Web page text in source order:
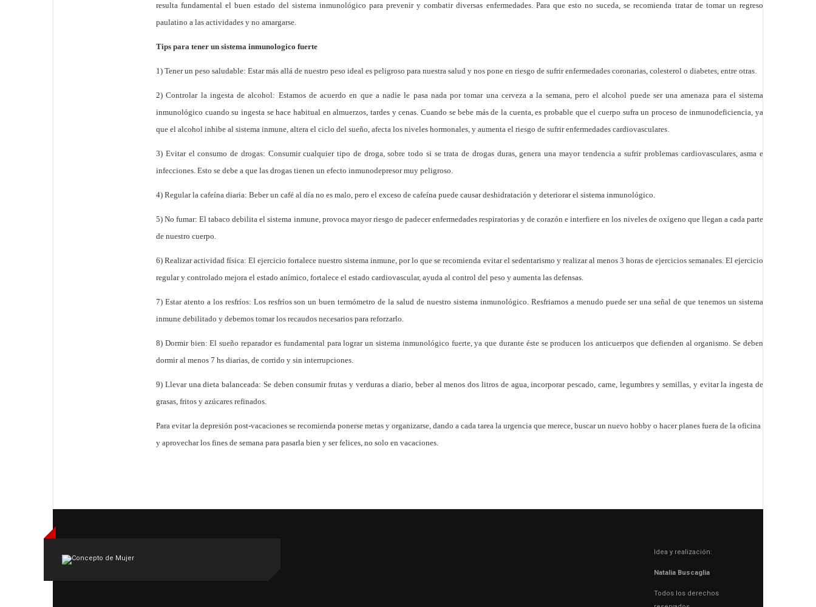
resulta fundamental el buen estado del sistema inmunológico para prevenir y combatir diversas enfermedades. Para que esto no suceda, se recomienda tratar de tomar un regreso
paulatino a las actividades y no amargarse.
Tips para tener un sistema inmunologico fuerte
1) Tener un peso saludable: Estar más allá de nuestro peso ideal es peligroso para nuestra salud y nos pone en riesgo de sufrir enfermedades coronarias, colesterol o diabetes, entre otras.
2) Controlar la ingesta de alcohol: Estamos de acuerdo en que a nadie le pasa nada por tomar una cerveza a la semana, pero el alcohol puede ser una amenaza para el sistema
inmunológico cuando su ingesta se hace habitual en almuerzos, tardes y cenas. Cuando se bebe más de la cuenta, es probable que el cuerpo sufra un proceso de inmunodeficiencia, ya
que el alcohol inhibe al sistema inmune, altera el ciclo del sueño, afecta los niveles hormonales, y aumenta el riesgo de sufrir enfermedades cardiovasculares.
3) Evitar el consumo de drogas: Consumir cualquier tipo de droga, sobre todo si se trata de drogas duras, genera una mayor tendencia a sufrir problemas cardiovasculares, asma e
infecciones. Esto se debe a que las drogas tienen un efecto inmunodepresor muy peligroso.
4) Regular la cafeína diaria: Beber un café al día no es malo, pero el exceso de cafeína puede causar deshidratación y deteriorar el sistema inmunológico.
5) No fumar: El tabaco debilita el sistema inmune, provoca mayor riesgo de padecer enfermedades respiratorias y de corazón e interfiere en los niveles de oxígeno que llegan a cada parte
de nuestro cuerpo.
6) Realizar actividad física: El ejercicio fortalece nuestro sistema inmune, por lo que se recomienda evitar el sedentarismo y realizar al menos 3 horas de ejercicios semanales. El ejercicio
regular y controlado mejora el estado anímico, fortalece el estado cardiovascular, ayuda al control del peso y aumenta las defensas.
7) Estar atento a los resfríos: Los resfríos son un buen termómetro de la salud de nuestro sistema inmunológico. Resfriarnos a menudo puede ser una señal de que tenemos un sistema
inmune debilitado y debemos tomar los recaudos necesarios para reforzarlo.
8) Dormir bien: El sueño reparador es fundamental para lograr un sistema inmunológico fuerte, ya que durante éste se producen los anticuerpos que defienden al organismo. Se deben
dormir al menos 7 hs diarias, de corrido y sin interrupciones.
9) Llevar una dieta balanceada: Se deben consumir frutas y verduras a diario, beber al menos dos litros de agua, incorporar pescado, carne, legumbres y semillas, y evitar la ingesta de
grasas, fritos y azúcares refinados.
Para evitar la depresión post-vacaciones se recomienda ponerse metas y organizarse, dando a cada tarea la urgencia que merece, buscar un nuevo hobby o hacer planes fuera de la oficina
y aprovechar los fines de semana para pasarla bien y ser felices, no solo en vacaciones.
Idea y realización:
Natalia Buscaglia
Todos los derechos